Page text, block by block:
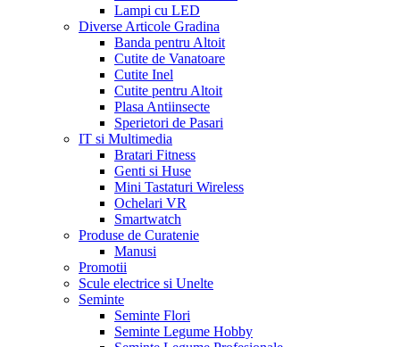
Lampi cu LED
Diverse Articole Gradina
Banda pentru Altoit
Cutite de Vanatoare
Cutite Inel
Cutite pentru Altoit
Plasa Antiinsecte
Sperietori de Pasari
IT si Multimedia
Bratari Fitness
Genti si Huse
Mini Tastaturi Wireless
Ochelari VR
Smartwatch
Produse de Curatenie
Manusi
Promotii
Scule electrice si Unelte
Seminte
Seminte Flori
Seminte Legume Hobby